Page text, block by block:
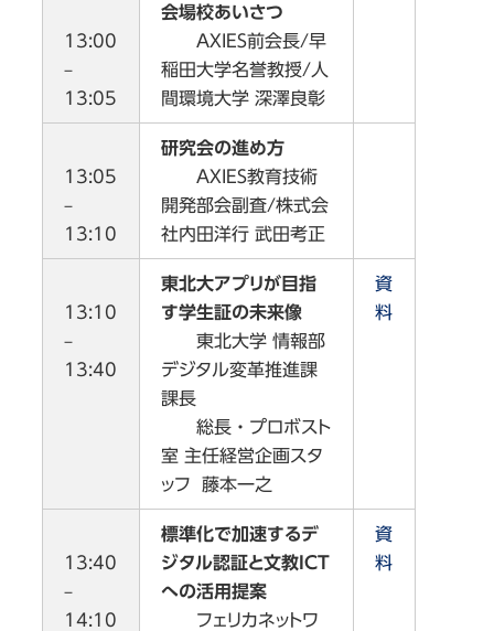
13:00
–
13:05
会場校あいさつ
AXIES前会長/早
稲田大学名誉教授/人
間環境大学 深澤良彰
13:05
–
13:10
研究会の進め方
AXIES教育技術
開発部会副査/株式会
社内田洋行 武田考正
13:10
–
13:40
東北大アプリが目指
す学生証の未来像
東北大学 情報部
デジタル変革推進課
課長
総長・プロボスト
室 主任経営企画スタ
ッフ 藤本一之
資
料
13:40
–
14:10
標準化で加速するデ
ジタル認証と文教ICT
への活用提案
フェリカネットワ
資
料